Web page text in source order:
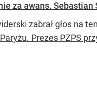
za awans. Sebastian
zabrał głos na
Prezes PZPS